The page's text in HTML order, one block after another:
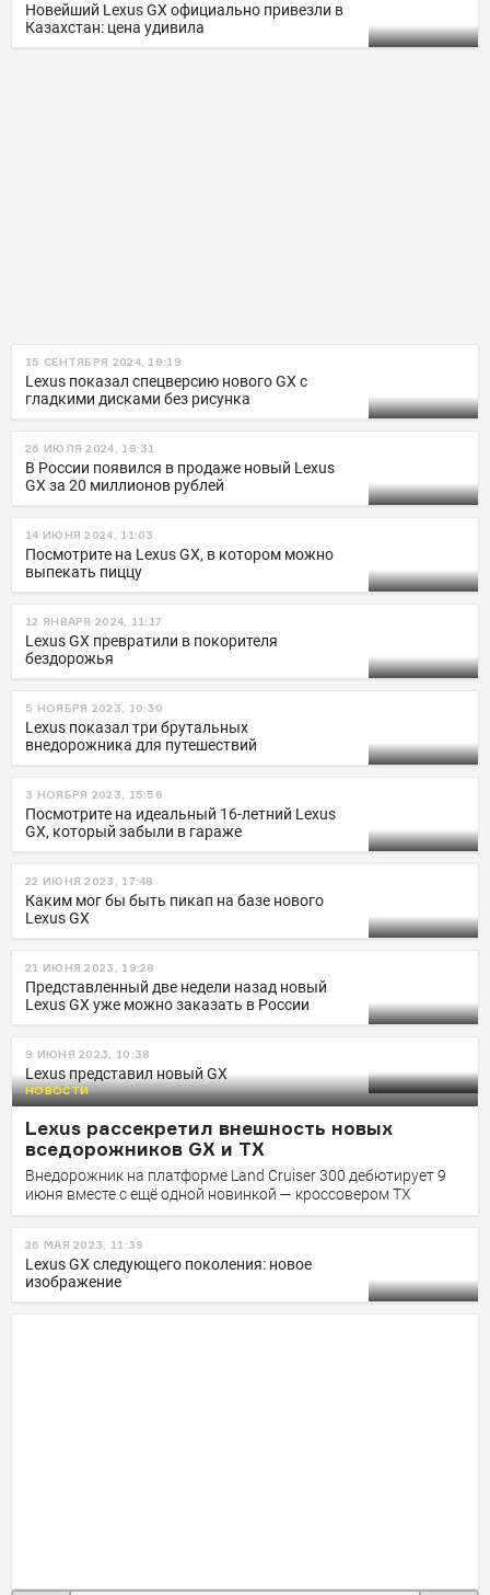
Новейший Lexus GX официально привезли в
Казахстан: цена удивила
15 СЕНТЯБРЯ 2024, 19:19
Lexus показал спецверсию нового GX с
гладкими дисками без рисунка
26 ИЮЛЯ 2024, 19:31
В России появился в продаже новый Lexus
GX за 20 миллионов рублей
14 ИЮНЯ 2024, 11:03
Посмотрите на Lexus GX, в котором можно
выпекать пиццу
12 ЯНВАРЯ 2024, 11:17
Lexus GX превратили в покорителя
бездорожья
5 НОЯБРЯ 2023, 10:30
Lexus показал три брутальных
внедорожника для путешествий
3 НОЯБРЯ 2023, 15:56
Посмотрите на идеальный 16-летний Lexus
GX, который забыли в гараже
22 ИЮНЯ 2023, 17:48
Каким мог бы быть пикап на базе нового
Lexus GX
21 ИЮНЯ 2023, 19:28
Представленный две недели назад новый
Lexus GX уже можно заказать в России
9 ИЮНЯ 2023, 10:38
Lexus представил новый GX
НОВОСТИ
Lexus рассекретил внешность новых
вседорожников GX и TX
Внедорожник на платформе Land Cruiser 300 дебютирует 9
июня вместе с ещё одной новинкой — кроссовером TX
26 МАЯ 2023, 11:39
Lexus GX следующего поколения: новое
изображение